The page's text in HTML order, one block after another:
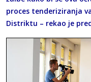
proces tenderiziranja
Distriktu – rekao je